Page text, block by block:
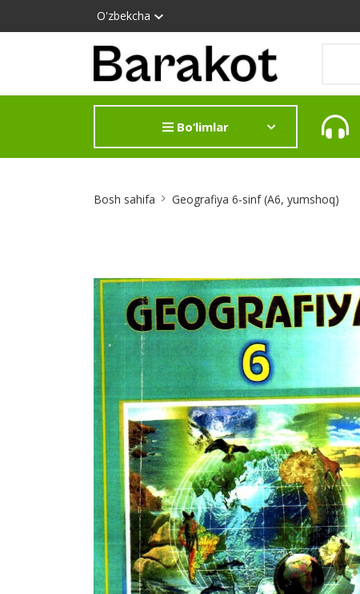
O'zbekcha
Bo‘limlar
Bosh sahifa Geografiya 6-sinf (А6, yumshoq)